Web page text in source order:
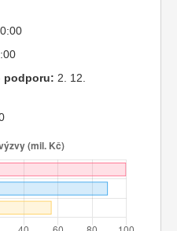
podporu: 2. 12.